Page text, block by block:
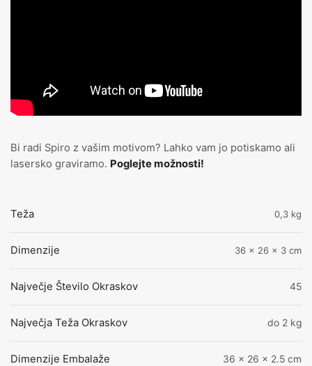
Bi radi Spiro z vašim motivom? Lahko vam jo potiskamo ali
lasersko graviramo. Poglejte možnosti!
Teža 0,3 kg
Dimenzije 36 × 26 × 3 cm
Največje Število Okraskov 45
Največja Teža Okraskov do 2 kg
Dimenzije Embalaže 36 x 26 x 2.5 cm